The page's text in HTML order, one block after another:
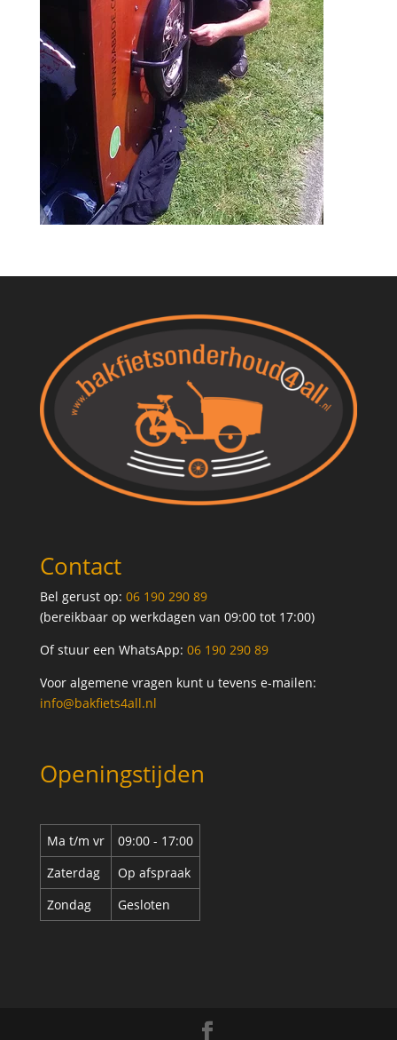
Contact
Bel gerust op: 06 190 290 89
(bereikbaar op werkdagen van 09:00 tot 17:00)
Of stuur een WhatsApp: 06 190 290 89
Voor algemene vragen kunt u tevens e-mailen:
info@bakfiets4all.nl
Openingstijden
Ma t/m vr
09:00 - 17:00
Zaterdag
Op afspraak
Zondag
Gesloten